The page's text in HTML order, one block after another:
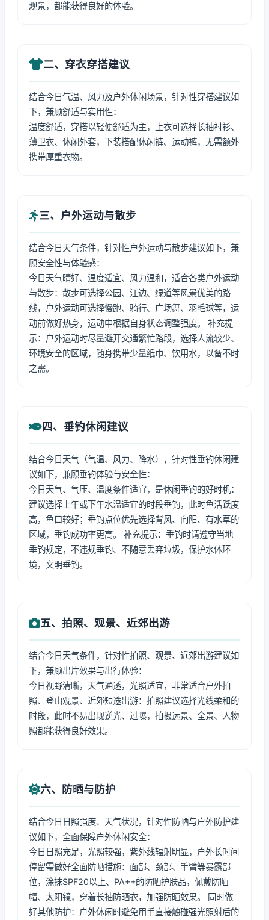
观景，都能获得良好的体验。
二、穿衣穿搭建议
结合今日气温、风力及户外休闲场景，针对性穿搭建议如
下，兼顾舒适与实用性：
温度舒适，穿搭以轻便舒适为主，上衣可选择长袖衬衫、
薄卫衣、休闲外套，下装搭配休闲裤、运动裤，无需额外
携带厚重衣物。
三、户外运动与散步
结合今日天气条件，针对性户外运动与散步建议如下，兼
顾安全性与体验感：
今日天气晴好、温度适宜、风力温和，适合各类户外运动
与散步：散步可选择公园、江边、绿道等风景优美的路
线，户外运动可选择慢跑、骑行、广场舞、羽毛球等，运
动前做好热身，运动中根据自身状态调整强度。 补充提
示：户外运动时尽量避开交通繁忙路段，选择人流较少、
环境安全的区域，随身携带少量纸巾、饮用水，以备不时
之需。
四、垂钓休闲建议
结合今日天气（气温、风力、降水），针对性垂钓休闲建
议如下，兼顾垂钓体验与安全性：
今日天气、气压、温度条件适宜，是休闲垂钓的好时机：
建议选择上午或下午水温适宜的时段垂钓，此时鱼活跃度
高，鱼口较好；垂钓点位优先选择背风、向阳、有水草的
区域，垂钓成功率更高。 补充提示：垂钓时请遵守当地
垂钓规定，不违规垂钓、不随意丢弃垃圾，保护水体环
境，文明垂钓。
五、拍照、观景、近郊出游
结合今日天气条件，针对性拍照、观景、近郊出游建议如
下，兼顾出片效果与出行体验：
今日视野清晰，天气通透，光照适宜，非常适合户外拍
照、登山观景、近郊短途出游：拍照建议选择光线柔和的
时段，此时不易出现逆光、过曝，拍摄远景、全景、人物
照都能获得良好效果。
六、防晒与防护
结合今日日照强度、天气状况，针对性防晒与户外防护建
议如下，全面保障户外休闲安全：
今日日照充足，光照较强，紫外线辐射明显，户外长时间
停留需做好全面防晒措施：面部、颈部、手臂等暴露部
位，涂抹SPF20以上、PA++的防晒护肤品，佩戴防晒
帽、太阳镜，穿着长袖防晒衣，加强防晒效果。 同时做
好其他防护：户外休闲时避免用手直接触碰强光照射后的